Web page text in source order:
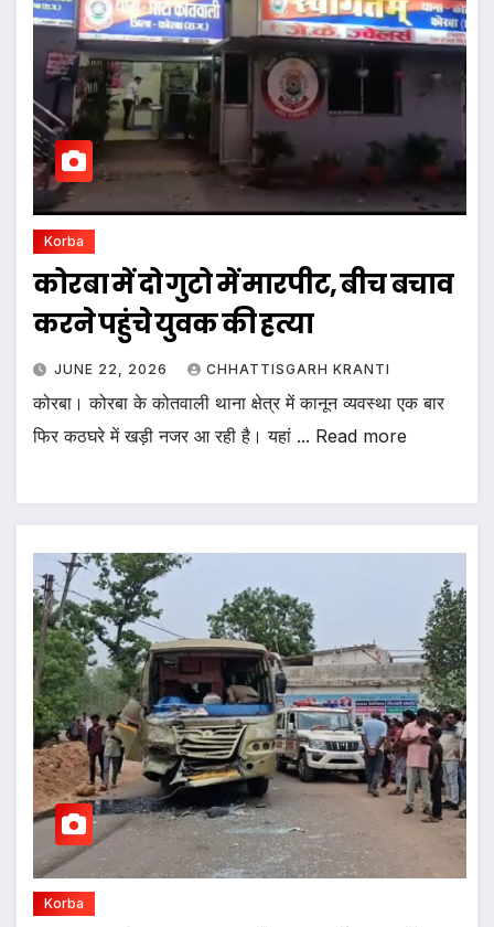
Korba
कोरबा में दो गुटो में मारपीट, बीच बचाव
करने पहुंचे युवक की हत्या
JUNE 22, 2026 CHHATTISGARH KRANTI
कोरबा। कोरबा के कोतवाली थाना क्षेत्र में कानून व्यवस्था एक बार
फिर कठघरे में खड़ी नजर आ रही है। यहां ... Read more
Korba